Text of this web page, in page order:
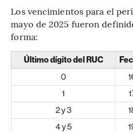
Los vencimientos para el
mayo de 2025 fueron
forma:
Último dígito del RUC
0
1
2 y 3
4 y 5